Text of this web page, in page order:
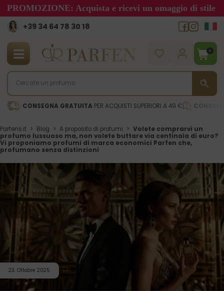
PROMOZIONE: Acquista e ricevi un omaggio di stile
+39 34 64 78 30 18
0
CONSEGNA GRATUITA PER ACQUISTI SUPERIORI A 49 €
Parfens.it > Blog > A proposito di profumi > Volete comprarvi un
profumo lussuoso ma, non volete buttare via centinaia di euro?
Vi proponiamo profumi di marca economici Parfen che,
profumano senza distinzioni
23. Ottobre 2025